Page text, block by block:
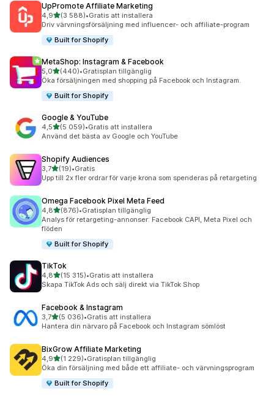
UpPromote Affiliate Marketing
4,9av 5 stjärnor
(3 588)
3588 recensioner totalt
•Gratis att installera
Driv värvningsförsäljning med influencer- och affiliate-program
Built for Shopify
MetaShop: Instagram & Facebook
5,0av 5 stjärnor
(440)
440 recensioner totalt
•Gratisplan tillgänglig
Öka försäljningen med shopping på Facebook och Instagram.
Built for Shopify
Google & YouTube
4,5av 5 stjärnor
(5 059)
5059 recensioner totalt
•Gratis att installera
Använd det bästa av Google och YouTube
Shopify Audiences
3,7av 5 stjärnor
(19)
19 recensioner totalt
•Gratis
Upp till 2x fler ordrar för varje krona som spenderas på retargeting
Omega Facebook Pixel Meta Feed
4,8av 5 stjärnor
(876)
876 recensioner totalt
•Gratisplan tillgänglig
Analys för retargeting-annonser: Facebook CAPI, Meta Pixel och
flöden
Built for Shopify
TikTok
4,8av 5 stjärnor
(15 315)
15315 recensioner totalt
•Gratis att installera
Skapa TikTok Ads och sälj direkt via TikTok Shop
Facebook & Instagram
3,7av 5 stjärnor
(5 036)
5036 recensioner totalt
•Gratis att installera
Hantera din närvaro på Facebook och Instagram sömlöst
BixGrow Affiliate Marketing
4,9av 5 stjärnor
(1 229)
1229 recensioner totalt
•Gratisplan tillgänglig
Öka din försäljning med både ett affiliate- och värvningsprogram
Built for Shopify